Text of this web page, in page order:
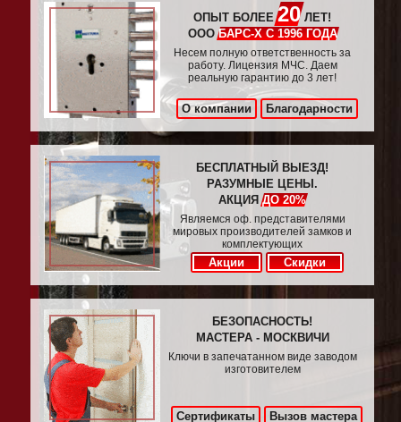
ОПЫТ БОЛЕЕ20ЛЕТ!
ОООБАРС-Х С 1996 ГОДА
Несем полную ответственность за
работу. Лицензия МЧС. Даем
реальную гарантию до 3 лет!
О компании Благодарности
БЕСПЛАТНЫЙ ВЫЕЗД!
РАЗУМНЫЕ ЦЕНЫ.
АКЦИЯДО 20%
Являемся оф. представителями
мировых производителей замков и
комплектующих
Акции Скидки
БЕЗОПАСНОСТЬ!
МАСТЕРА - МОСКВИЧИ
Ключи в запечатанном виде заводом
изготовителем
Сертификаты Вызов мастера